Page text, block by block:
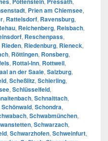
, Prien am Chiemsee,
, Rattelsdorf, Ravensburg,
, Reichenberg, Reisbach,
, Reschenpass,
Rieden, Riedenburg, Rieneck,
, Röttingen, Ronsberg,
, Rottal-Inn, Rottweil,
an der Saale, Salzburg,
, Scheßlitz, Schierling,
, Schlüsselfeld,
, Schnaittach,
Schönwald, Schondra,
, Schwabmünchen,
, Schwarzach,
, Schwarzhofen, Schweinfurt,